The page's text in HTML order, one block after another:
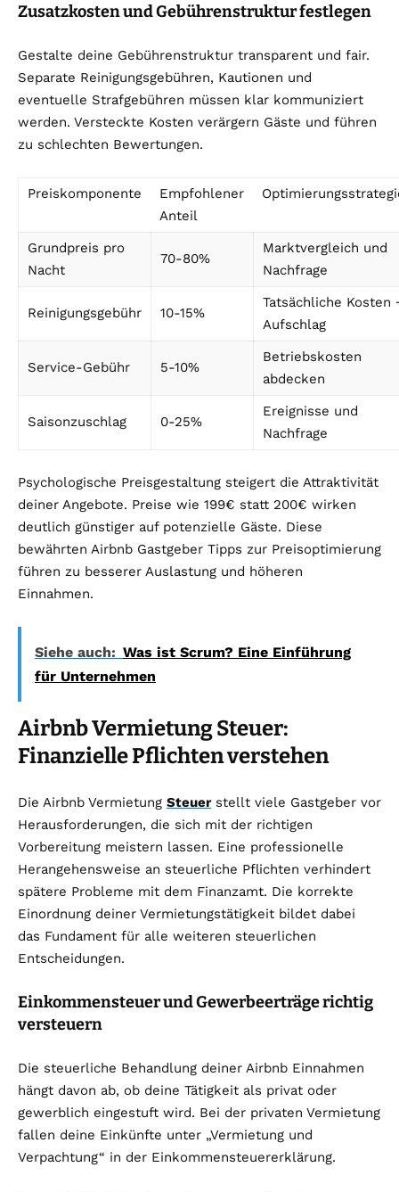
Zusatzkosten und Gebührenstruktur festlegen
Gestalte deine Gebührenstruktur transparent und fair.
Separate Reinigungsgebühren, Kautionen und
eventuelle Strafgebühren müssen klar kommuniziert
werden. Versteckte Kosten verärgern Gäste und führen
zu schlechten Bewertungen.
Preiskomponente
Empfohlener
Anteil
Grundpreis pro
Nacht
70-80%
Marktvergleich und
Nachfrage
Reinigungsgebühr 10-15%
Tatsächliche Kosten
Aufschlag
Service-Gebühr 5-10%
Betriebskosten
abdecken
Saisonzuschlag 0-25%
Ereignisse und
Nachfrage
Psychologische Preisgestaltung steigert die Attraktivität
deiner Angebote. Preise wie 199€ statt 200€ wirken
deutlich günstiger auf potenzielle Gäste. Diese
bewährten Airbnb Gastgeber Tipps zur Preisoptimierung
führen zu besserer Auslastung und höheren
Einnahmen.
Siehe auch: Was ist Scrum? Eine Einführung
für Unternehmen
Airbnb Vermietung Steuer:
Finanzielle Pflichten verstehen
Die Airbnb Vermietung Steuerstellt viele Gastgeber vor
Herausforderungen, die sich mit der richtigen
Vorbereitung meistern lassen. Eine professionelle
Herangehensweise an steuerliche Pflichten verhindert
spätere Probleme mit dem Finanzamt. Die korrekte
Einordnung deiner Vermietungstätigkeit bildet dabei
das Fundament für alle weiteren steuerlichen
Entscheidungen.
Einkommensteuer und Gewerbeerträge richtig
versteuern
Die steuerliche Behandlung deiner Airbnb Einnahmen
hängt davon ab, ob deine Tätigkeit als privat oder
gewerblich eingestuft wird. Bei der privaten Vermietung
fallen deine Einkünfte unter „Vermietung und
Verpachtung“ in der Einkommensteuererklärung.